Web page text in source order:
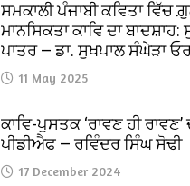
ਸਮਕਾਲੀ ਪੰਜਾਬੀ ਕਵਿਤਾ ਵਿੱਚ
ਮਾਨਸਿਕਤਾ ਕਾਵਿ ਦਾ ਬਾਦਸ਼ਾਹ:
ਪਾਤਰ — ਡਾ. ਸੁਖਪਾਲ ਸੰਘੇੜਾ
11 May 2025
ਕਾਵਿ-ਪੁਸਤਕ ‘ਰਾਵਣ ਹੀ ਰਾਵਣ’
ਪੀਡੀਐਫ — ਰਵਿੰਦਰ ਸਿੰਘ ਸੋਢੀ
17 December 2024